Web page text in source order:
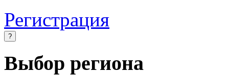
Регистрация
?
Выбор региона